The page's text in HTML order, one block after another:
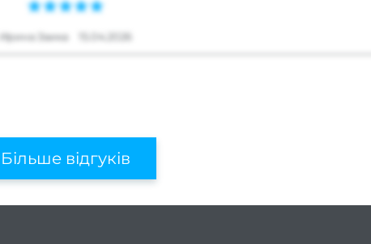
Ирина Заика 15.04.2026
Більше відгуків